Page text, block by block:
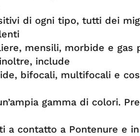
di ogni tipo, tutti dei
mensili, morbide e gas
include
bifocali, multifocali e
gamma di colori.
a contatto a Pontenure e